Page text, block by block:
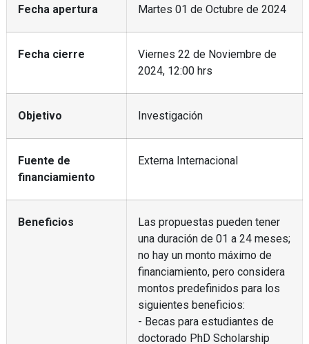
Fecha apertura Martes 01 de Octubre de 2024
Fecha cierre
Viernes 22 de Noviembre de
2024, 12:00 hrs
Objetivo Investigación
Fuente de
financiamiento
Externa Internacional
Beneficios
Las propuestas pueden tener
una duración de 01 a 24 meses;
no hay un monto máximo de
financiamiento, pero considera
montos predefinidos para los
siguientes beneficios:
- Becas para estudiantes de
doctorado PhD Scholarship